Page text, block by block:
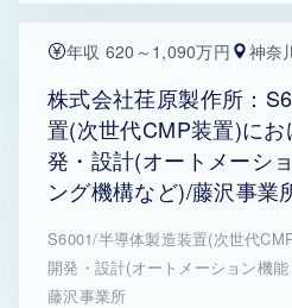
年収 620～1,090万円 神奈
株式会社荏原製作所：
置(次世代CMP装置)に
発・設計(オートメーシ
ング機構など)/藤沢事業
S6001/半導体製造装置(次世代
開発・設計(オートメーション機
藤沢事業所